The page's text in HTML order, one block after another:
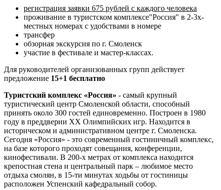
регистрация заявки 675 рублей с каждого человека
проживание в туристском комплексе"Россия" в 2-3х-
местных номерах с удобствами в номере
трансфер
обзорная экскурсия по г. Смоленск
участие в фестивале и мастер-классах.
Для руководителей организованных групп действует
предложение 15+1 бесплатно
Туристский комплекс «Россия» - самый крупный
туристический центр Смоленской области, способный
принять около 300 гостей единовременно. Построен в 1980
году в преддверии XX Олимпийских игр. Находится в
историческом и административном центре г. Смоленска.
Сегодня «Россия» - это современный гостиничный комплекс,
на базе которого проходят совещания, конференции,
кинофестивали. В 200-х метрах от комплекса находится
крепостная стена и центральный парк – любимое место
отдыха смолян, в 15-ти минутах ходьбы от гостиницы
расположен Успенский кафедральный собор.